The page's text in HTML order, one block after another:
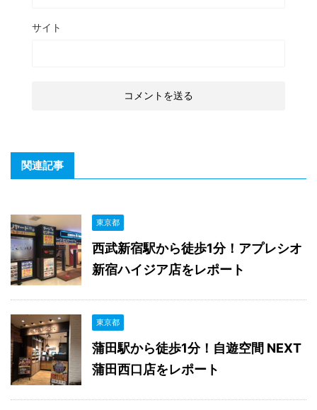
サイト
関連記事
東京都
西武新宿駅から徒歩1分！アプレシオ
新宿ハイジア店をレポート
東京都
蒲田駅から徒歩1分！自遊空間 NEXT
蒲田西口店をレポート